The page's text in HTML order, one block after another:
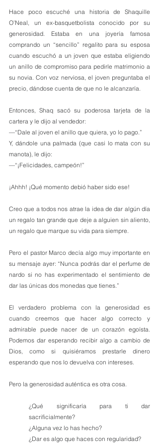
Hace poco escuché una historia de Shaquille
O’Neal, un ex-basquetbolista conocido por su
generosidad. Estaba en una joyería famosa
comprando un “sencillo” regalito para su esposa
cuando escuchó a un joven que estaba eligiendo
un anillo de compromiso para pedirle matrimonio a
su novia. Con voz nerviosa, el joven preguntaba el
precio, dándose cuenta de que no le alcanzaría.
Entonces, Shaq sacó su poderosa tarjeta de la
cartera y le dijo al vendedor:
—“Dale al joven el anillo que quiera, yo lo pago.”
Y, dándole una palmada (que casi lo mata con su
manota), le dijo:
—“¡Felicidades, campeón!”
¡Ahhh! ¡Qué momento debió haber sido ese!
Creo que a todos nos atrae la idea de dar algún día
un regalo tan grande que deje a alguien sin aliento,
un regalo que marque su vida para siempre.
Pero el pastor Marco decía algo muy importante en
su mensaje ayer: “Nunca podrás dar el perfume de
nardo si no has experimentado el sentimiento de
dar las únicas dos monedas que tienes.”
El verdadero problema con la generosidad es
cuando creemos que hacer algo correcto y
admirable puede nacer de un corazón egoísta.
Podemos dar esperando recibir algo a cambio de
Dios, como si quisiéramos prestarle dinero
esperando que nos lo devuelva con intereses.
Pero la generosidad auténtica es otra cosa.
¿Qué significaría para ti dar
sacrificialmente?
¿Alguna vez lo has hecho?
¿Dar es algo que haces con regularidad?